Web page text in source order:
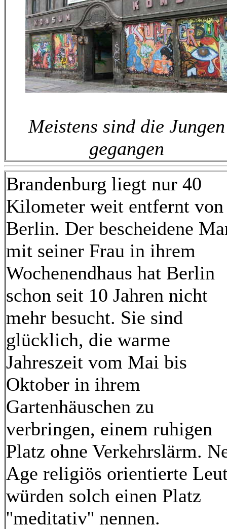
Meistens sind die Jungen
gegangen
Brandenburg liegt nur 40
Kilometer weit entfernt von
Berlin. Der bescheidene
mit seiner Frau in ihrem
Wochenendhaus hat Berlin
schon seit 10 Jahren nicht
mehr besucht. Sie sind
glücklich, die warme
Jahreszeit vom Mai bis
Oktober in ihrem
Gartenhäuschen zu
verbringen, einem ruhigen
Platz ohne Verkehrslärm.
Age religiös orientierte
würden solch einen Platz
''meditativ'' nennen.